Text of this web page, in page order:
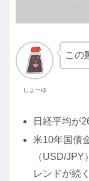
しょーゆ
この
日経平均が
米10年国債
（USD/
レンドが続